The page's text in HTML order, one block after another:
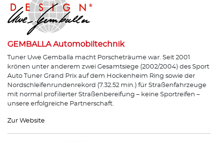
GEMBALLA Automobiltechnik
Tuner Uwe Gemballa macht Porscheträume war. Seit 2001
krönen unter anderem zwei Gesamtsiege (2002/2004) des Sport
Auto Tuner Grand Prix auf dem Hockenheim Ring sowie der
Nordschleifenrundenrekord (7.32.52 min.) für Straßenfahrzeuge
mit normal profilierter Straßenbereifung – keine Sportreifen –
unsere erfolgreiche Partnerschaft.
Zur Website